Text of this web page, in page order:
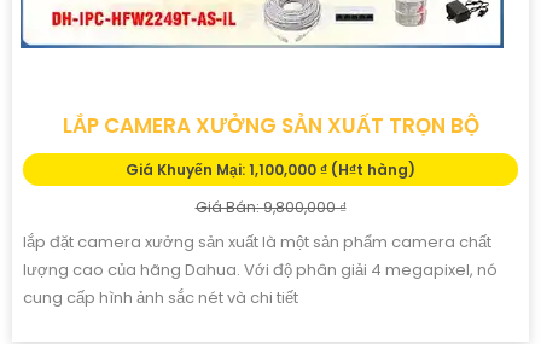
LẮP CAMERA XƯỞNG SẢN XUẤT TRỌN BỘ
Giá Khuyến Mại: 1,100,000 ₫ (H₫t hàng)
Giá Bán: 9,800,000 ₫
lắp đặt camera xưởng sản xuất là một sản phẩm camera chất
lượng cao của hãng Dahua. Với độ phân giải 4 megapixel, nó
cung cấp hình ảnh sắc nét và chi tiết